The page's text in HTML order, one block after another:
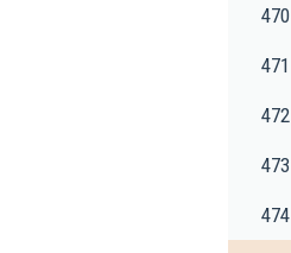
470
471
472
473
474